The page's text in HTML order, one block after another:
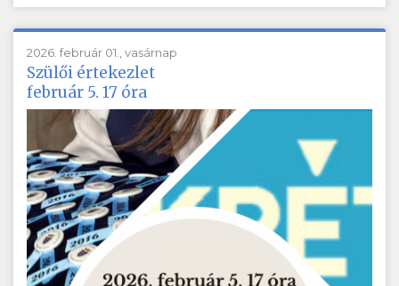
2026. február 01., vasárnap
Szülői értekezlet
február 5. 17 óra